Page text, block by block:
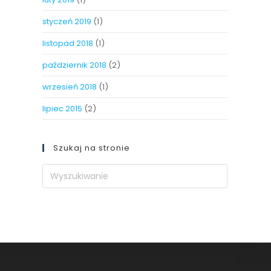
styczeń 2019 (1)
listopad 2018 (1)
październik 2018 (2)
wrzesień 2018 (1)
lipiec 2015 (2)
Szukaj na stronie